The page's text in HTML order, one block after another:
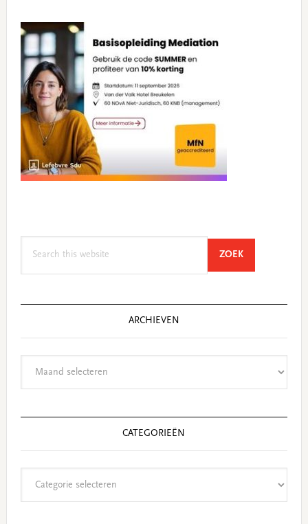
ZOEKSEARCH
ARCHIEVEN
CATEGORIEËN